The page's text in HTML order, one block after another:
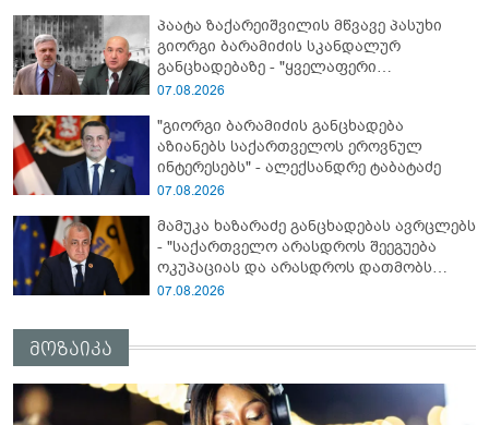
მოყვა" - რასა იუკნევიჩიენე
პაატა ზაქარეიშვილის მწვავე პასუხი
გიორგი ბარამიძის სკანდალურ
განცხადებაზე - "ყველაფერი
დეტალურად ვიცი... კამანში მოკლული
ბარამიძე კი ტყუის"
07.08.2026
"გიორგი ბარამიძის განცხადება
აზიანებს საქართველოს ეროვნულ
ინტერესებს" - ალექსანდრე ტაბატაძე
07.08.2026
მამუკა ხაზარაძე განცხადებას ავრცლებს
- "საქართველო არასდროს შეეგუება
ოკუპაციას და არასდროს დათმობს
თავისუფლებას!"
07.08.2026
მოზაიკა